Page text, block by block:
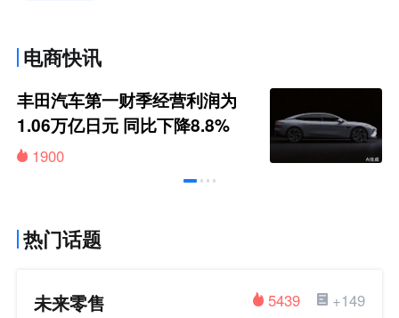
电商快讯
丰田汽车第一财季经营利润为
1.06万亿日元 同比下降8.8%
1900
热门话题
未来零售 +149
5439